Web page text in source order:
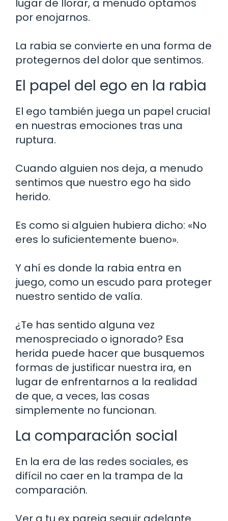
lugar de llorar, a menudo optamos
por enojarnos.
La rabia se convierte en una forma de
protegernos del dolor que sentimos.
El papel del ego en la rabia
El ego también juega un papel crucial
en nuestras emociones tras una
ruptura.
Cuando alguien nos deja, a menudo
sentimos que nuestro ego ha sido
herido.
Es como si alguien hubiera dicho: «No
eres lo suficientemente bueno».
Y ahí es donde la rabia entra en
juego, como un escudo para proteger
nuestro sentido de valía.
¿Te has sentido alguna vez
menospreciado o ignorado? Esa
herida puede hacer que busquemos
formas de justificar nuestra ira, en
lugar de enfrentarnos a la realidad
de que, a veces, las cosas
simplemente no funcionan.
La comparación social
En la era de las redes sociales, es
difícil no caer en la trampa de la
comparación.